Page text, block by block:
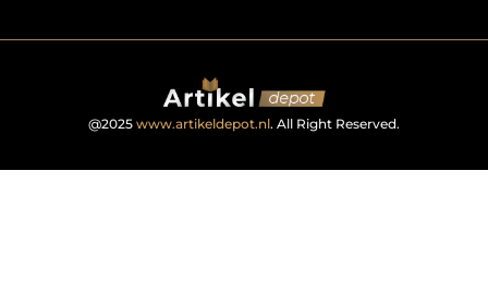
@2025 www.artikeldepot.nl. All Right Reserved.